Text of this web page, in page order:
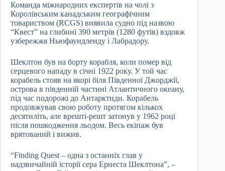
Команда міжнародних експертів на чолі з
Королівським канадським географічним
товариством (RCGS) виявила судно під назвою
“Квест” на глибині 390 метрів (1280 футів) вздовж
узбережжя Ньюфаундленду і Лабрадору.
Шеклтон був на борту корабля, коли помер від
серцевого нападу в січні 1922 року. У той час
корабель стояв на якорі біля Південної Джорджії,
острова в південній частині Атлантичного океану,
під час подорожі до Антарктиди. Корабель
продовжував свою роботу протягом кількох
десятиліть, але врешті-решт затонув у 1962 році
після пошкодження льодом. Весь екіпаж був
врятований і вижив.
“Finding Quest – одна з останніх глав у
надзвичайній історії сера Ернеста Шеклтона”, –